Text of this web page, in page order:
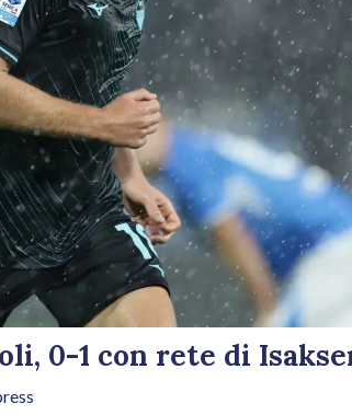
0-1 con rete di